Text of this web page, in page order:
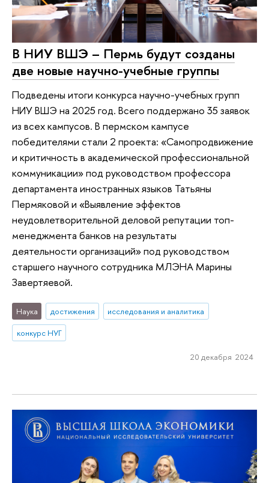
В НИУ ВШЭ – Пермь будут созданы
две новые научно-учебные группы
Подведены итоги конкурса научно-учебных групп
НИУ ВШЭ на 2025 год. Всего поддержано 35 заявок
из всех кампусов. В пермском кампусе
победителями стали 2 проекта: «Самопродвижение
и критичность в академической профессиональной
коммуникации» под руководством профессора
департамента иностранных языков Татьяны
Пермяковой и «Выявление эффектов
неудовлетворительной деловой репутации топ-
менеджмента банков на результаты
деятельности организаций» под руководством
старшего научного сотрудника МЛЭНА Марины
Завертяевой.
Наука достижения
исследования и аналитика
конкурс НУГ
20 декабря 2024